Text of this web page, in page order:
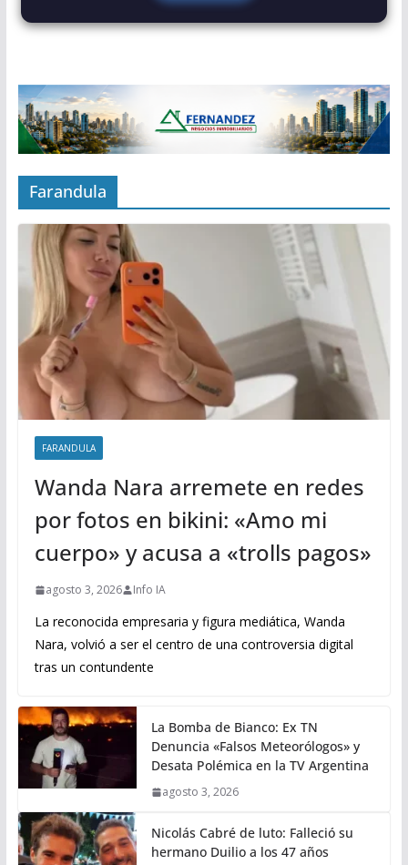
Farandula
FARANDULA
Wanda Nara arremete en redes
por fotos en bikini: «Amo mi
cuerpo» y acusa a «trolls pagos»
agosto 3, 2026 Info IA
La reconocida empresaria y figura mediática, Wanda
Nara, volvió a ser el centro de una controversia digital
tras un contundente
La Bomba de Bianco: Ex TN
Denuncia «Falsos Meteorólogos» y
Desata Polémica en la TV Argentina
agosto 3, 2026
Nicolás Cabré de luto: Falleció su
hermano Duilio a los 47 años